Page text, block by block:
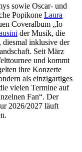
sowie Oscar- und
Popikone Laura
Coveralbum „Io
der Musik, die
inklusive der
Seit März
und kommt
ihre Konzerte
als einzigartiges
vielen Termine auf
Fan“. Der
2026/2027 läuft